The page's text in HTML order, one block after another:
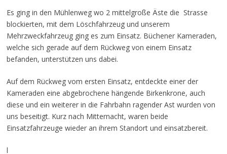
Es ging in den Mühlenweg wo 2 mittelgroße Äste die Strasse
blockierten, mit dem Löschfahrzeug und unserem
Mehrzweckfahrzeug ging es zum Einsatz. Büchener Kameraden,
welche sich gerade auf dem Rückweg von einem Einsatz
befanden, unterstützen uns dabei.
Auf dem Rückweg vom ersten Einsatz, entdeckte einer der
Kameraden eine abgebrochene hängende Birkenkrone, auch
diese und ein weiterer in die Fahrbahn ragender Ast wurden von
uns beseitigt. Kurz nach Mitternacht, waren beide
Einsatzfahrzeuge wieder an ihrem Standort und einsatzbereit.
l